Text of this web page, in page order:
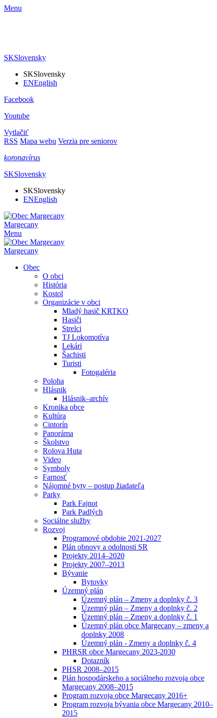
Menu
SKSlovensky
SKSlovensky
ENEnglish
Facebook
Youtube
Vytlačiť
RSS Mapa webu Verzia pre seniorov
koronavírus
SKSlovensky
SKSlovensky
ENEnglish
Margecany
Menu
Margecany
Obec
O obci
História
Kostol
Organizácie v obci
Mladý hasič KRTKO
Hasiči
Strelci
TJ Lokomotíva
Lekári
Šachisti
Turisti
Fotogaléria
Poloha
Hlásnik
Hlásnik–archív
Kronika obce
Kultúra
Cintorín
Panoráma
Školstvo
Rolova Huta
Video
Symboly
Farnosť
Nájomné byty – postup žiadateľa
Parky
Park Fajnot
Park Padlých
Sociálne služby
Rozvoj
Programové obdobie 2021-2027
Plán obnovy a odolnosti SR
Projekty 2014–2020
Projekty 2007–2013
Bývanie
Bytovky
Územný plán
Územný plán – Zmeny a doplnky č. 3
Územný plán – Zmeny a doplnky č. 2
Územný plán – Zmeny a doplnky č. 1
Územný plán obce Margecany – zmeny a
doplnky 2008
Územný plán - Zmeny a doplnky č. 4
PHRSR obce Margecany 2023-2030
Dotazník
PHSR 2008–2015
Plán hospodárskeho a sociálneho rozvoja obce
Margecany 2008–2015
Program rozvoja obce Margecany 2016+
Program rozvoja bývania obce Margecany 2010–
2015